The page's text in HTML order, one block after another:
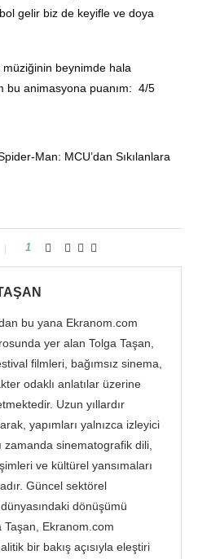
gelir biz de keyifle ve doya
beynimde hala
bu animasyona puanım: 4/5
Man: MCU’dan Sıkılanlara
1
bu yana Ekranom.com
yer alan Tolga Taşan,
filmleri, bağımsız sinema,
odaklı anlatılar üzerine
Uzun yıllardır
yapımları yalnızca izleyici
zamanda sinematografik dili,
ve kültürel yansımaları
Güncel sektörel
dönüşümü
Taşan, Ekranom.com
bir bakış açısıyla eleştiri